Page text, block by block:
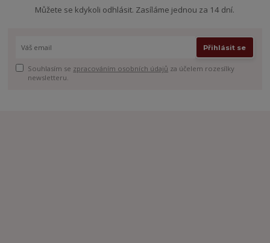
Můžete se kdykoli odhlásit. Zasíláme jednou za 14 dní.
Přihlásit se
Souhlasím se zpracováním osobních údajů za účelem rozesílky
newsletteru.